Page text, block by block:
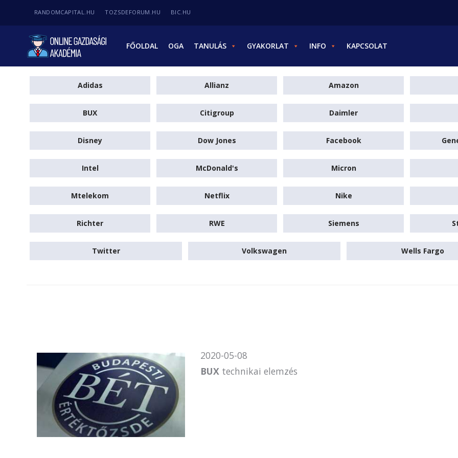
RANDOMCAPITAL.HU TOZSDEFORUM.HU BIC.HU
FŐOLDAL OGA TANULÁS GYAKORLAT INFO KAPCSOLAT
Adidas Allianz Amazon
BUX Citigroup Daimler
Disney Dow Jones Facebook
Intel McDonald's Micron
Mtelekom Netflix Nike
Richter RWE Siemens
Twitter Volkswagen Wells Fargo
2020-05-08
BUX technikai elemzés